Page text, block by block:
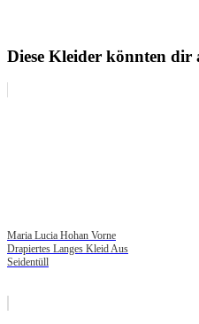
Diese Kleider könnten dir
Maria Lucia Hohan Vorne
Drapiertes Langes Kleid Aus
Seidentüll